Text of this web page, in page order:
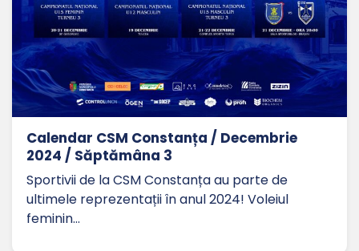
Calendar CSM Constanța / Decembrie
2024 / Săptămâna 3
Sportivii de la CSM Constanța au parte de
ultimele reprezentații în anul 2024! Voleiul
feminin…